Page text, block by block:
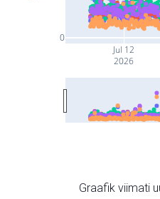
Jul 12
2026
0
Graafik viimati